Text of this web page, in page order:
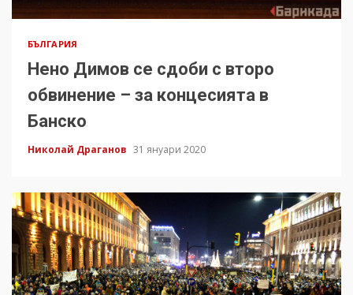
БЪЛГАРИЯ
Нено Димов се сдоби с второ
обвинение – за концесията в
Банско
Николай Драганов 31 януари 2020